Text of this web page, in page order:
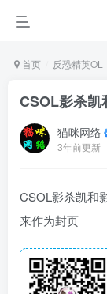
首页 反恐精英OL
CSOL影杀凯
猫咪网络
3年前更新
CSOL影杀凯和
来作为封页